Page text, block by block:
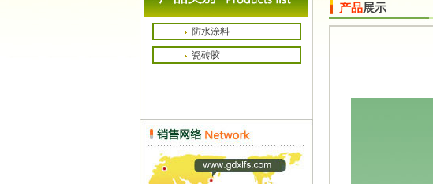
防水涂料
瓷砖胶
产品展示